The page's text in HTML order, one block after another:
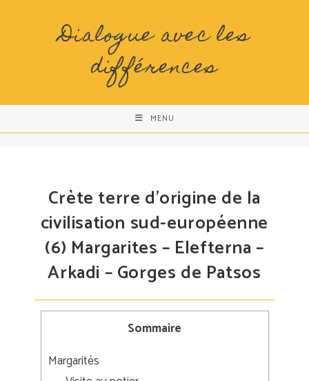
Dialogue avec les
différences
MENU
Crète terre d’origine de la
civilisation sud-européenne
(6) Margarites – Elefterna –
Arkadi – Gorges de Patsos
Sommaire
Margaritès